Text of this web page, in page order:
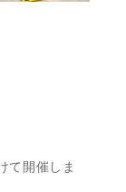
て開催しま